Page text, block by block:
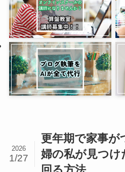
更年期で家事が
婦の私が見つけ
2026
1/27